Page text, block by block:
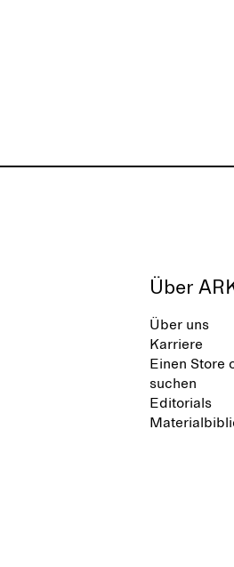
Über
Über uns
Karriere
Einen Store
suchen
Editorials